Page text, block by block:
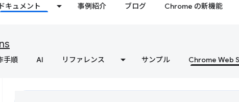
ドキュメント 事例紹介 ブログ Chrome の新機能
手順 AI リファレンス サンプル Chrome Web